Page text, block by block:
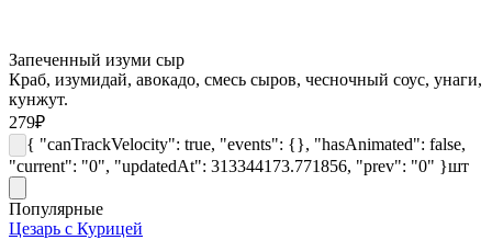
Запеченный изуми сыр
Краб, изумидай, авокадо, смесь сыров, чесночный соус, унаги,
кунжут.
279₽
{ "canTrackVelocity": true, "events": {}, "hasAnimated": false,
"current": "0", "updatedAt": 313344173.771856, "prev": "0" }шт
Популярные
Цезарь с Курицей